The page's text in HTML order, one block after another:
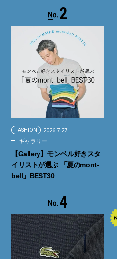
2
FASHION 2026.7.27
ギャラリー
【Gallery】モンベル好きスタ
イリストが選ぶ 「夏のmont-
bell」BEST30
4